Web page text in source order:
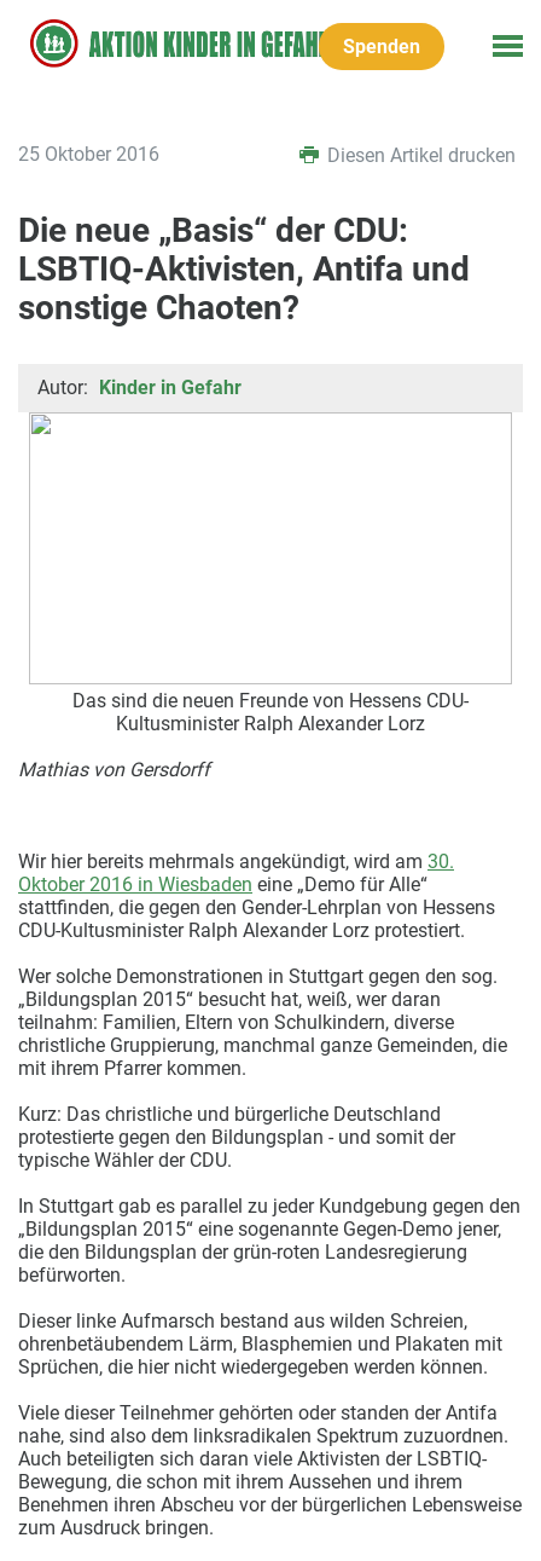
Spenden
25 Oktober 2016 Diesen Artikel drucken
Die neue „Basis“ der CDU:
LSBTIQ-Aktivisten, Antifa und
sonstige Chaoten?
Autor: Kinder in Gefahr
Das sind die neuen Freunde von Hessens CDU-
Kultusminister Ralph Alexander Lorz
Mathias von Gersdorff
Wir hier bereits mehrmals angekündigt, wird am 30.
Oktober 2016 in Wiesbaden eine „Demo für Alle“
stattfinden, die gegen den Gender-Lehrplan von Hessens
CDU-Kultusminister Ralph Alexander Lorz protestiert.
Wer solche Demonstrationen in Stuttgart gegen den sog.
„Bildungsplan 2015“ besucht hat, weiß, wer daran
teilnahm: Familien, Eltern von Schulkindern, diverse
christliche Gruppierung, manchmal ganze Gemeinden, die
mit ihrem Pfarrer kommen.
Kurz: Das christliche und bürgerliche Deutschland
protestierte gegen den Bildungsplan - und somit der
typische Wähler der CDU.
In Stuttgart gab es parallel zu jeder Kundgebung gegen den
„Bildungsplan 2015“ eine sogenannte Gegen-Demo jener,
die den Bildungsplan der grün-roten Landesregierung
befürworten.
Dieser linke Aufmarsch bestand aus wilden Schreien,
ohrenbetäubendem Lärm, Blasphemien und Plakaten mit
Sprüchen, die hier nicht wiedergegeben werden können.
Viele dieser Teilnehmer gehörten oder standen der Antifa
nahe, sind also dem linksradikalen Spektrum zuzuordnen.
Auch beteiligten sich daran viele Aktivisten der LSBTIQ-
Bewegung, die schon mit ihrem Aussehen und ihrem
Benehmen ihren Abscheu vor der bürgerlichen Lebensweise
zum Ausdruck bringen.